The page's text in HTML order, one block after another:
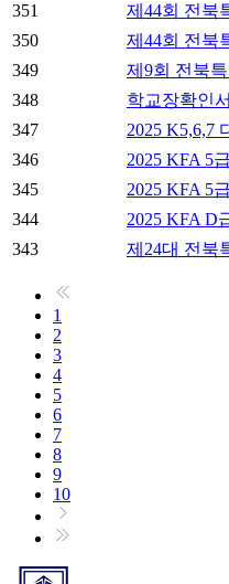
351
제44회 전북
350
제44회 전북
349
제9회 전북
348
학교장확인
347
2025 K5,6,7
346
2025 KFA 5
345
2025 KFA 5
344
2025 KFA D
343
제24대 전북
1
2
3
4
5
6
7
8
9
10